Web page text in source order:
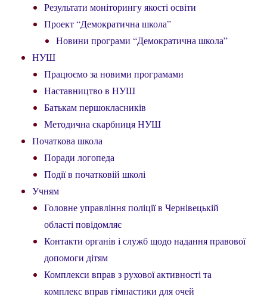
Результати моніторингу якості освіти
Проект “Демократична школа”
Новини програми “Демократична школа”
НУШ
Працюємо за новими програмами
Наставництво в НУШ
Батькам першокласників
Методична скарбниця НУШ
Початкова школа
Поради логопеда
Події в початковій школі
Учням
Головне управління поліції в Чернівецькій
області повідомляє
Контакти органів і служб щодо надання правової
допомоги дітям
Комплекси вправ з рухової активності та
комплекс вправ гімнастики для очей